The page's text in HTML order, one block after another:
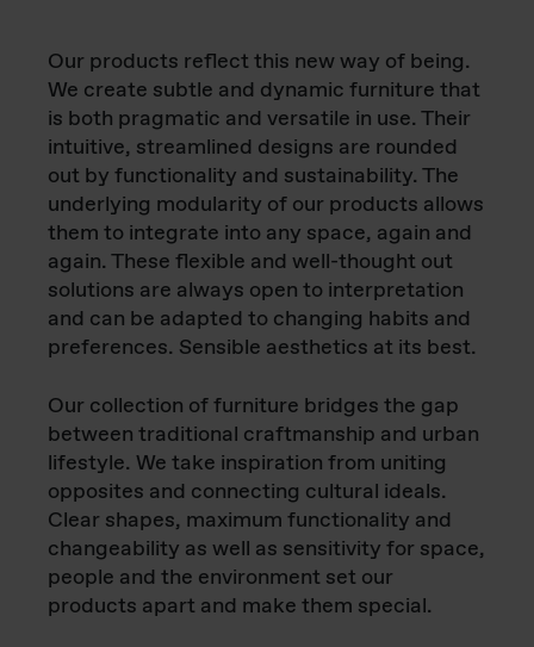
Our products reflect this new way of being.
We create subtle and dynamic furniture that
is both pragmatic and versatile in use. Their
intuitive, streamlined designs are rounded
out by functionality and sustainability. The
underlying modularity of our products allows
them to integrate into any space, again and
again. These flexible and well-thought out
solutions are always open to interpretation
and can be adapted to changing habits and
preferences. Sensible aesthetics at its best.
Our collection of furniture bridges the gap
between traditional craftmanship and urban
lifestyle. We take inspiration from uniting
opposites and connecting cultural ideals.
Clear shapes, maximum functionality and
changeability as well as sensitivity for space,
people and the environment set our
products apart and make them special.